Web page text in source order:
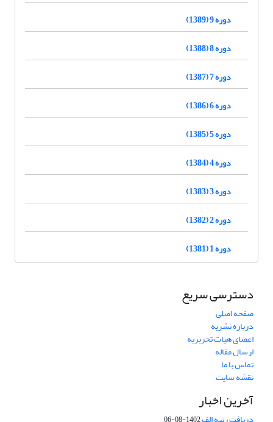
دوره 9 (1389)
دوره 8 (1388)
دوره 7 (1387)
دوره 6 (1386)
دوره 5 (1385)
دوره 4 (1384)
دوره 3 (1383)
دوره 2 (1382)
دوره 1 (1381)
دسترسی سریع
صفحه اصلی
درباره نشریه
اعضای هیات تحریریه
ارسال مقاله
تماس با ما
نقشه سایت
آخرین اخبار